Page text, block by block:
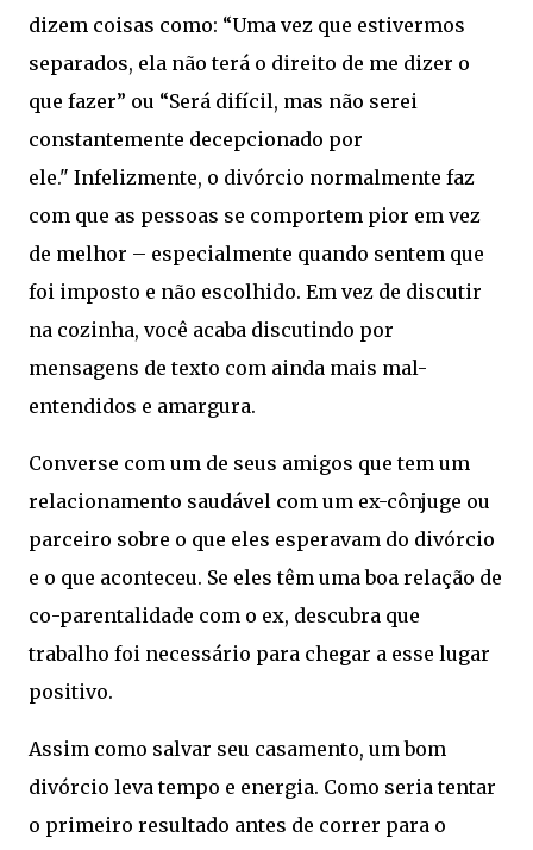
dizem coisas como: “Uma vez que estivermos
separados, ela não terá o direito de me dizer o
que fazer” ou “Será difícil, mas não serei
constantemente decepcionado por
ele." Infelizmente, o divórcio normalmente faz
com que as pessoas se comportem pior em vez
de melhor – especialmente quando sentem que
foi imposto e não escolhido. Em vez de discutir
na cozinha, você acaba discutindo por
mensagens de texto com ainda mais mal-
entendidos e amargura.
Converse com um de seus amigos que tem um
relacionamento saudável com um ex-cônjuge ou
parceiro sobre o que eles esperavam do divórcio
e o que aconteceu. Se eles têm uma boa relação de
co-parentalidade com o ex, descubra que
trabalho foi necessário para chegar a esse lugar
positivo.
Assim como salvar seu casamento, um bom
divórcio leva tempo e energia. Como seria tentar
o primeiro resultado antes de correr para o